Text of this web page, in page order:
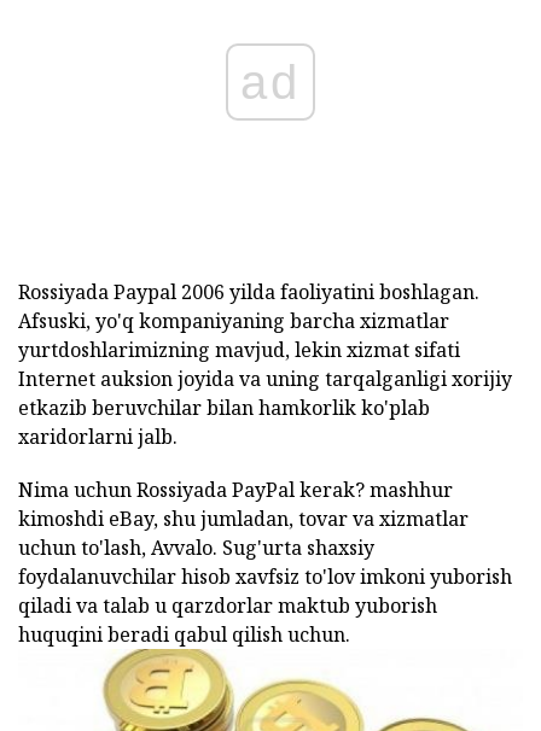
ad
Rossiyada Paypal 2006 yilda faoliyatini boshlagan.
Afsuski, yo'q kompaniyaning barcha xizmatlar
yurtdoshlarimizning mavjud, lekin xizmat sifati
Internet auksion joyida va uning tarqalganligi xorijiy
etkazib beruvchilar bilan hamkorlik ko'plab
xaridorlarni jalb.
Nima uchun Rossiyada PayPal kerak? mashhur
kimoshdi eBay, shu jumladan, tovar va xizmatlar
uchun to'lash, Avvalo. Sug'urta shaxsiy
foydalanuvchilar hisob xavfsiz to'lov imkoni yuborish
qiladi va talab u qarzdorlar maktub yuborish
huquqini beradi qabul qilish uchun.